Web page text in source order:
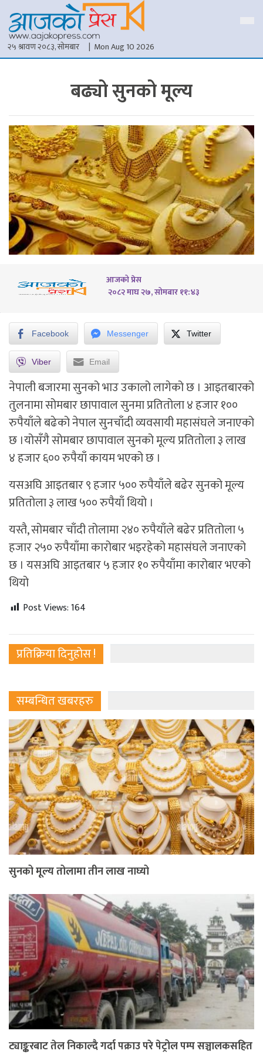
२५ श्रावण २०८३, सोमबार | Mon Aug 10 2026
बढ्यो सुनको मूल्य
आजको प्रेस
२०८२ माघ २७, सोमबार ११:४३
Facebook Messenger Twitter
Viber Email
नेपाली बजारमा सुनको भाउ उकालो लागेको छ । आइतबारको
तुलनामा सोमबार छापावाल सुनमा प्रतितोला ४ हजार १००
रुपैयाँले बढेको नेपाल सुनचाँदी व्यवसायी महासंघले जनाएको
छ ।योसँगै सोमबार छापावाल सुनको मूल्य प्रतितोला ३ लाख
४ हजार ६०० रुपैयाँ कायम भएको छ ।
यसअघि आइतबार ९ हजार ५०० रुपैयाँले बढेर सुनको मूल्य
प्रतितोला ३ लाख ५०० रुपैयाँ थियो ।
यस्तै, सोमबार चाँदी तोलामा २४० रुपैयाँले बढेर प्रतितोला ५
हजार २५० रुपैयाँमा कारोबार भइरहेको महासंघले जनाएको
छ । यसअघि आइतबार ५ हजार १० रुपैयाँमा कारोबार भएको
थियो
Post Views:164
प्रतिक्रिया दिनुहोस !
सम्बन्धित खबरहरु
सुनको मूल्य तोलामा तीन लाख नाघ्यो
ट्याङ्करबाट तेल निकाल्दै गर्दा पक्राउ परे पेट्रोल पम्प सञ्चालकसहित